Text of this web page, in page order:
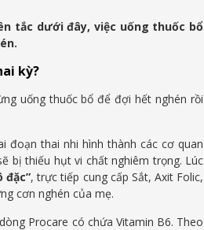
tắc dưới đây, việc uống thuốc bổ
kỳ?
uống thuốc bổ để đợi hết nghén rồi
đoạn thai nhi hình thành các cơ quan
bị thiếu hụt vi chất nghiêm trọng. Lúc
đặc”, trực tiếp cung cấp Sắt, Axit Folic,
cơn nghén của mẹ.
Procare có chứa Vitamin B6. Theo